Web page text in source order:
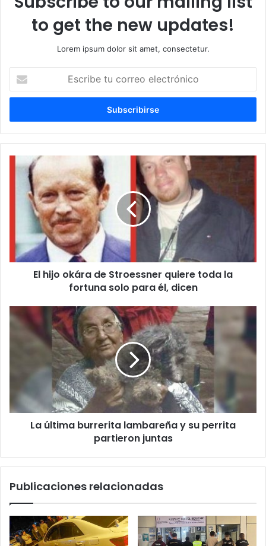
to get the new updates!
Lorem ipsum dolor sit amet, consectetur.
correo
El hijo okára de Stroessner quiere toda la
fortuna solo para él, dicen
La última burrerita lambareña y su perrita
partieron juntas
Publicaciones relacionadas